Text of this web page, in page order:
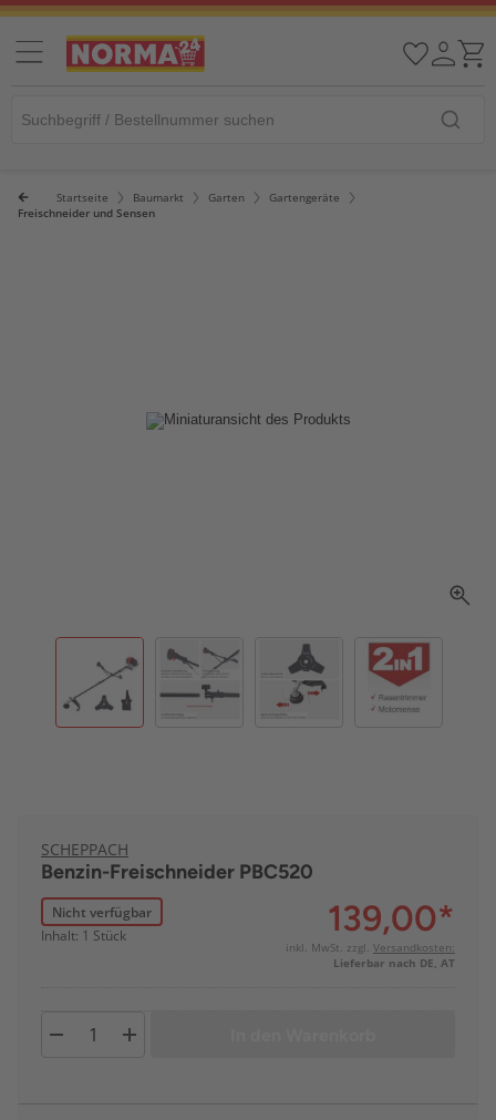
Startseite Baumarkt Garten
Gartengeräte
Freischneider und Sensen
SCHEPPACH
Benzin-Freischneider PBC520
Nicht verfügbar
Inhalt: 1 Stück
139,00*
inkl. MwSt. zzgl. Versandkosten:
Lieferbar nach DE, AT